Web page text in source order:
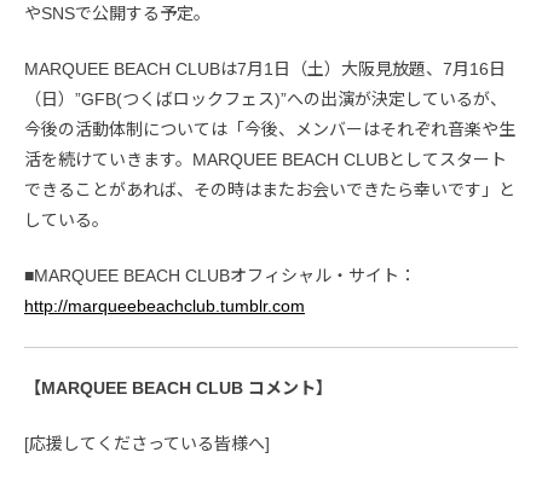
やSNSで公開する予定。
MARQUEE BEACH CLUBは7月1日（土）大阪見放題、7月16日
（日）”GFB(つくばロックフェス)”への出演が決定しているが、
今後の活動体制については「今後、メンバーはそれぞれ音楽や生
活を続けていきます。MARQUEE BEACH CLUBとしてスタート
できることがあれば、その時はまたお会いできたら幸いです」と
している。
■MARQUEE BEACH CLUBオフィシャル・サイト：
http://marqueebeachclub.tumblr.com
【MARQUEE BEACH CLUB コメント】
[応援してくださっている皆様へ]